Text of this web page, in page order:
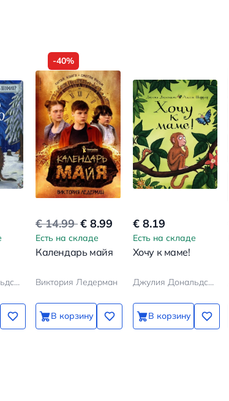
Джулия Дональдсон
-40%
€ 14.99€ 8.99
Есть на складе
Календарь майя
Виктория Ледерман
В корзину
€ 8.19
Есть на складе
Хочу к маме!
Джулия Дональдсон, Аксель Шеффлер
В корзину